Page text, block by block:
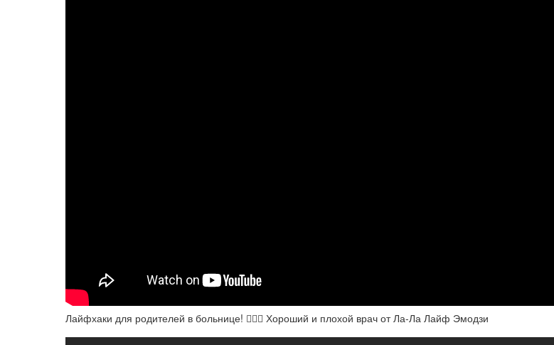
Лайфхаки для родителей в больнице! 👩🏻‍⚕️ Хороший и плохой врач от Ла-Ла Лайф Эмодзи